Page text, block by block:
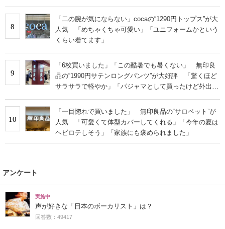
8
「二の腕が気にならない」cocaの“1290円トップス”が大
人気 「めちゃくちゃ可愛い」「ユニフォームかという
くらい着てます」
9
「6枚買いました」「この酷暑でも暑くない」 無印良
品の“1990円サテンロングパンツ”が大好評 「驚くほど
サラサラで軽やか」「パジャマとして買ったけど外出用
10
「一目惚れで買いました」 無印良品の“サロペット”が
人気 「可愛くて体型カバーしてくれる」「今年の夏は
ヘビロテしそう」「家族にも褒められました」
アンケート
実施中
声が好きな「日本のボーカリスト」は？
回答数：49417